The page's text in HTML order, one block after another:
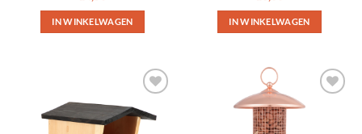
IN WINKELWAGEN
4uit 5
IN WINKELWAGEN
Toevoegen
aan
favorieten
Toevoegen